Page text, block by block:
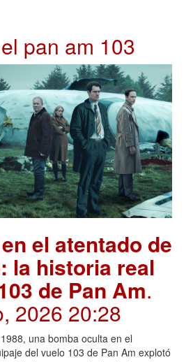
pan am 103
el atentado de
la historia real
de Pan Am.
2026 20:28
una bomba oculta en el
del vuelo 103 de Pan Am explotó